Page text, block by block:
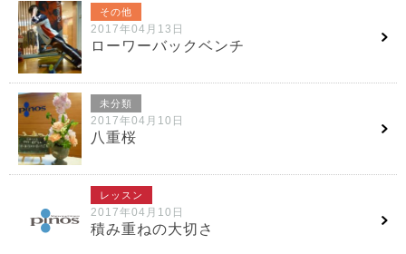
その他
2017年04月13日
ローワーバックベンチ
未分類
2017年04月10日
八重桜
レッスン
2017年04月10日
積み重ねの大切さ